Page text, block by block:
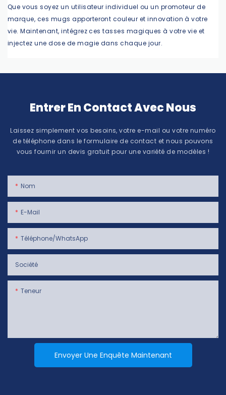
Que vous soyez un utilisateur individuel ou un promoteur de
marque, ces mugs apporteront couleur et innovation à votre
vie. Maintenant, intégrez ces tasses magiques à votre vie et
injectez une dose de magie dans chaque jour.
Entrer En Contact Avec Nous
Laissez simplement vos besoins, votre e-mail ou votre numéro
de téléphone dans le formulaire de contact et nous pouvons
vous fournir un devis gratuit pour une variété de modèles !
Nom
E-Mail
Téléphone/WhatsApp
Société
Teneur
Envoyer Une Enquête Maintenant